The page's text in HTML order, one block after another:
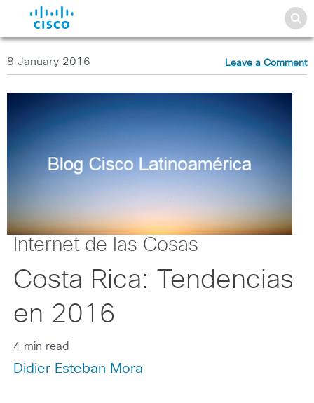
8 January 2016 Leave a Comment
Internet de las Cosas
Costa Rica: Tendencias
en 2016
4 min read
Didier Esteban Mora